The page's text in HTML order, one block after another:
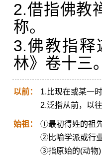
2.借指佛教
称。
3.佛教指释
林》卷十三。
以前：
1.比现在或某一
2.泛指从前，以往
始祖：
①最初得姓的祖
②比喻学派或行
③指原始的(动物)